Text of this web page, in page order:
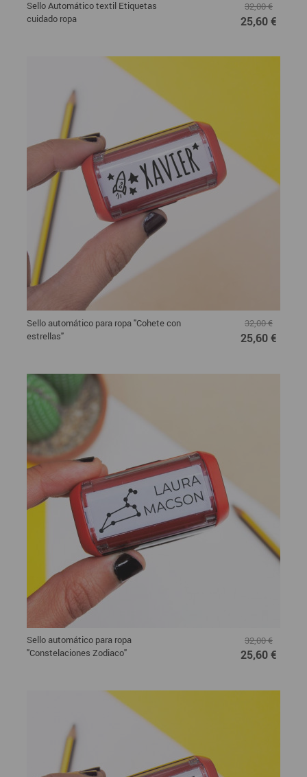
Sello Automático textil Etiquetas
cuidado ropa
32,00 €
25,60 €
Sello automático para ropa "Cohete con
estrellas"
32,00 €
25,60 €
Sello automático para ropa
"Constelaciones Zodiaco"
32,00 €
25,60 €